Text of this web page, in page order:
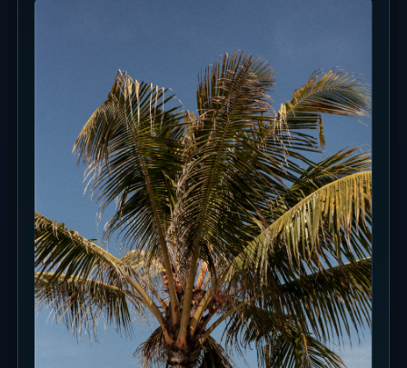
Informasi Acara
Belum ada event terbaru untuk ditampilkan. Cek